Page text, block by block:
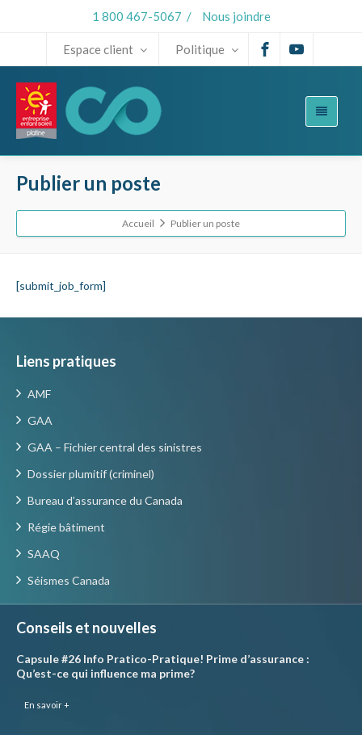
1 800 467-5067 / Nous joindre
Espace client Politique
Publier un poste
Accueil Publier un poste
[submit_job_form]
Liens pratiques
AMF
GAA
GAA – Fichier central des sinistres
Dossier plumitif (criminel)
Bureau d’assurance du Canada
Régie bâtiment
SAAQ
Séismes Canada
Conseils et nouvelles
Capsule #26 Info Pratico-Pratique! Prime d’assurance :
Qu’est-ce qui influence ma prime?
En savoir +